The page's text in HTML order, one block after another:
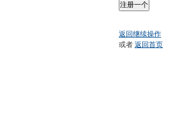
注册一个
返回继续操作
或者 返回首页